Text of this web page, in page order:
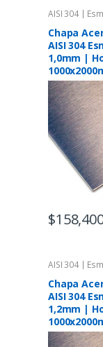
AISI 304 |
Chapa
AISI 304
1,0mm |
$
AISI 304 |
Chapa
AISI 304
1,2mm |